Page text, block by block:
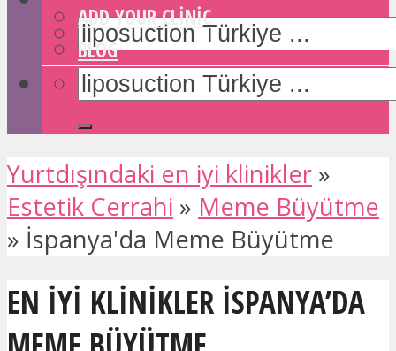
ADD YOUR CLINIC
BLOG
Yurtdışındaki en iyi klinikler »
Estetik Cerrahi » Meme Büyütme
» İspanya'da Meme Büyütme
EN IYI KLINIKLER İSPANYA’DA